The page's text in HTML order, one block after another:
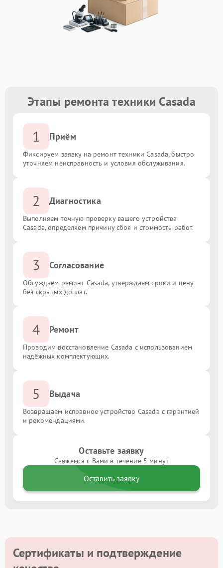
Этапы ремонта техники Casada
1 Приём
Фиксируем заявку на ремонт техники Casada, быстро
уточняем неисправность и условия обслуживания.
2 Диагностика
Выполняем точную проверку вашего устройства
Casada, определяем причину сбоя и стоимость работ.
3 Согласование
Обсуждаем ремонт Casada, утверждаем сроки и цену
без скрытых доплат.
4 Ремонт
Проводим восстановление Casada с использованием
надёжных комплектующих.
5 Выдача
Возвращаем исправное устройство Casada с гарантией
и рекомендациями.
Оставьте заявку
Свяжемся с Вами в течение 5 минут
Оставить заявку
Сертификаты и подтверждение